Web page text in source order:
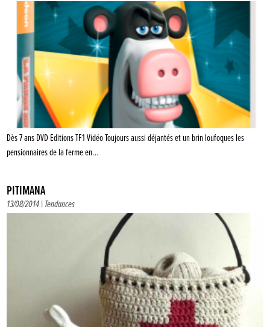
Dès 7 ans DVD Editions TF1 Vidéo Toujours aussi déjantés et un brin loufoques les
pensionnaires de la ferme en…
PITIMANA
13/08/2014 |Tendances